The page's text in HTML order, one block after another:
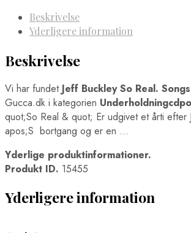
Beskrivelse
Yderligere information
Beskrivelse
Vi har fundet Jeff Buckley So Real.
Gucca.dk i kategorien
quot;So Real & quot; Er udgivet et årti efter
apos;S bortgang og er en …
Yderlige produktinformationer.
Produkt ID. 15455
Yderligere information